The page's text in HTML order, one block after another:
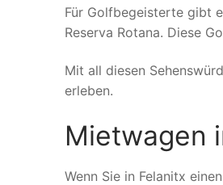
Für Golfbegeisterte gibt
Reserva Rotana. Diese
Mit all diesen
erleben.
Mietwagen
Wenn Sie in Felanitx